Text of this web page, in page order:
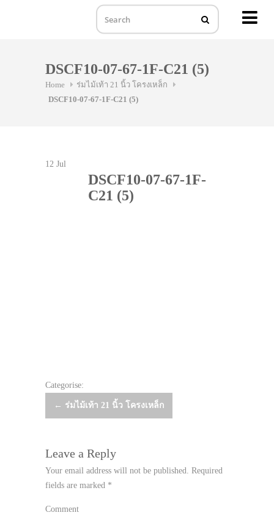
DSCF10-07-67-1F-C21 (5)
Home
ร่มไม้เท้า 21 นิ้ว โครงเหล็ก
DSCF10-07-67-1F-C21 (5)
12 Jul
DSCF10-07-67-1F-
C21 (5)
Categorise:
Post
← ร่มไม้เท้า 21 นิ้ว โครงเหล็ก
Leave a Reply
Your email address will not be published. Required
fields are marked *
Comment